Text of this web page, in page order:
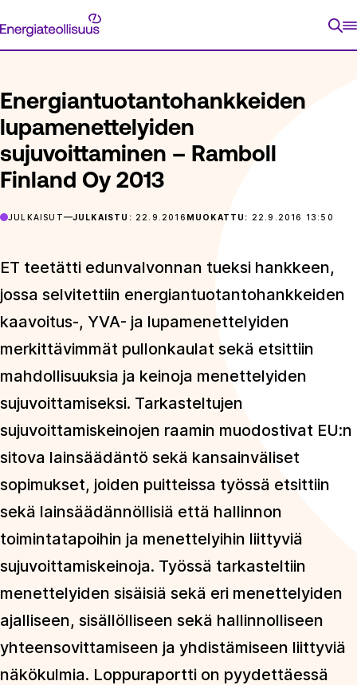
suoraan
Energiateollisuus
ETUSIVU
Energiantuotantohankkeiden
lupamenettelyiden
sujuvoittaminen – Ramboll
Finland Oy 2013
JULKAISUT JULKAISTU: 22.9.2016 MUOKATTU: 22.9.2016 13:50
ET teetätti edunvalvonnan tueksi hankkeen,
jossa selvitettiin energiantuotantohankkeiden
kaavoitus-, YVA- ja lupamenettelyiden
merkittävimmät pullonkaulat sekä etsittiin
mahdollisuuksia ja keinoja menettelyiden
sujuvoittamiseksi. Tarkasteltujen
sujuvoittamiskeinojen raamin muodostivat EU:n
sitova lainsäädäntö sekä kansainväliset
sopimukset, joiden puitteissa työssä etsittiin
sekä lainsäädännöllisiä että hallinnon
toimintatapoihin ja menettelyihin liittyviä
sujuvoittamiskeinoja. Työssä tarkasteltiin
menettelyiden sisäisiä sekä eri menettelyiden
ajalliseen, sisällölliseen sekä hallinnolliseen
yhteensovittamiseen ja yhdistämiseen liittyviä
näkökulmia. Loppuraportti on pyydettäessä